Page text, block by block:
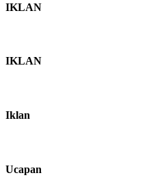
IKLAN
IKLAN
Iklan
Ucapan